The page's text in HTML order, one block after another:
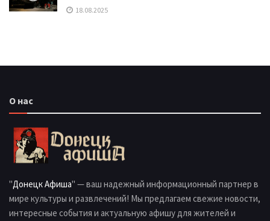
18.08.2025
О нас
"Донецк Афиша" — ваш надежный информационный партнер в
мире культуры и развлечений! Мы предлагаем свежие новости,
интересные события и актуальную афишу для жителей и